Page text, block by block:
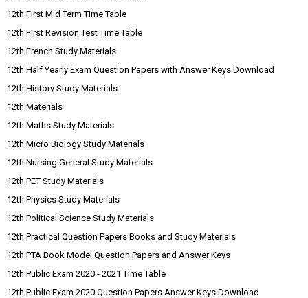
12th First Mid Term Time Table
12th First Revision Test Time Table
12th French Study Materials
12th Half Yearly Exam Question Papers with Answer Keys Download
12th History Study Materials
12th Materials
12th Maths Study Materials
12th Micro Biology Study Materials
12th Nursing General Study Materials
12th PET Study Materials
12th Physics Study Materials
12th Political Science Study Materials
12th Practical Question Papers Books and Study Materials
12th PTA Book Model Question Papers and Answer Keys
12th Public Exam 2020 - 2021 Time Table
12th Public Exam 2020 Question Papers Answer Keys Download